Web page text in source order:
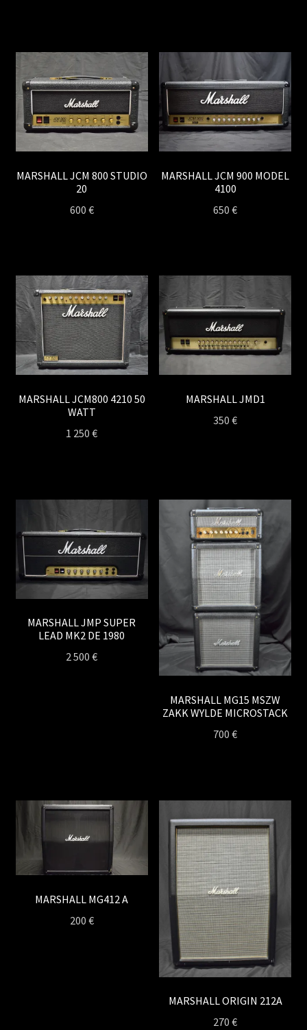
MARSHALL JCM 800 STUDIO
20
600 €
MARSHALL JCM 900 MODEL
4100
650€
MARSHALL JCM800 4210 50
WATT
1 250€
MARSHALL JMD1
350€
MARSHALL JMP SUPER
LEAD MK2 DE 1980
2 500€
MARSHALL MG15 MSZW
ZAKK WYLDE MICROSTACK
700€
MARSHALL MG412 A
200 €
MARSHALL ORIGIN 212A
270€